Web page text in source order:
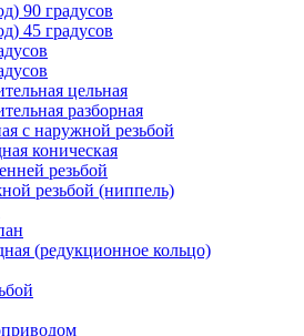
90 градусов
45 градусов
цельная
разборная
с наружной резьбой
коническая
резьбой
резьбой (ниппель)
(редукционное кольцо)